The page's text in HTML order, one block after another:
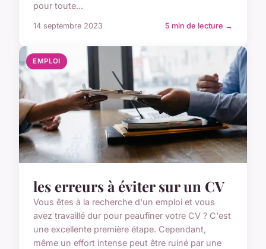
pour toute...
14 septembre 2023 5 min de lecture →
EMPLOI
les erreurs à éviter sur un CV
Vous êtes à la recherche d'un emploi et vous
avez travaillé dur pour peaufiner votre CV ? C'est
une excellente première étape. Cependant,
même un effort intense peut être ruiné par une